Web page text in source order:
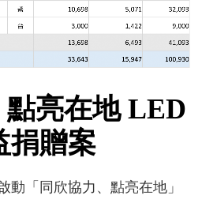
點亮在地 LED
捐贈案
動「同欣協力、點亮在地」